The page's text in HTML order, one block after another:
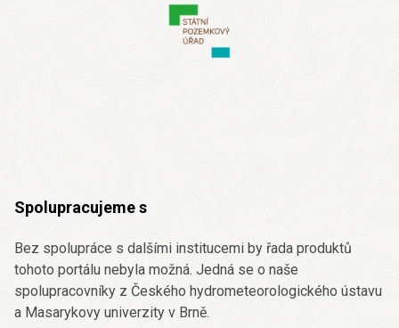
Spolupracujeme s
Bez spolupráce s dalšími institucemi by řada produktů
tohoto portálu nebyla možná. Jedná se o naše
spolupracovníky z Českého hydrometeorologického ústavu
a Masarykovy univerzity v Brně.